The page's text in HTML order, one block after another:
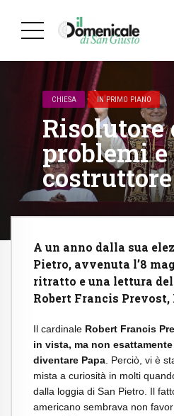
CHIESA IN PRIMO PIANO
Risolutore
problemi e
A un anno dalla sua
Pietro, avvenuta l’8
ritratto e una lettura
Robert Francis Prevost,
Il cardinale Robert Francis
in vista, ma non
diventare Papa . Perciò, vi è
mista a curiosità in molti
dalla loggia di San Pietro. Il
americano sembrava non